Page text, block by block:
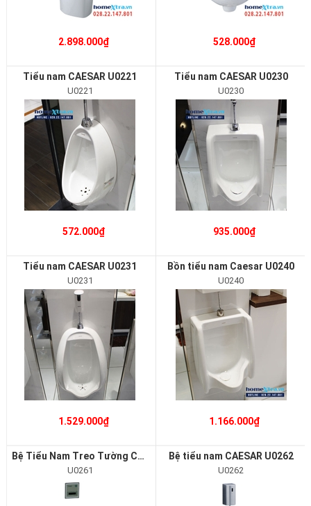
2.898.000₫ 528.000₫
Tiểu nam CAESAR U0221
U0221
572.000₫
Tiểu nam CAESAR U0230
U0230
935.000₫
Tiểu nam CAESAR U0231
U0231
1.529.000₫
Bồn tiểu nam Caesar U0240
U0240
1.166.000₫
Bệ Tiểu Nam Treo Tường CAESAR U0261
U0261
Bệ tiểu nam CAESAR U0262
U0262